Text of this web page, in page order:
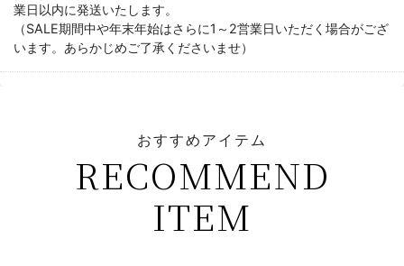
業日以内に発送いたします。
（SALE期間中や年末年始はさらに1～2営業日いただく場合がござ
います。あらかじめご了承くださいませ）
おすすめアイテム
RECOMMEND
ITEM